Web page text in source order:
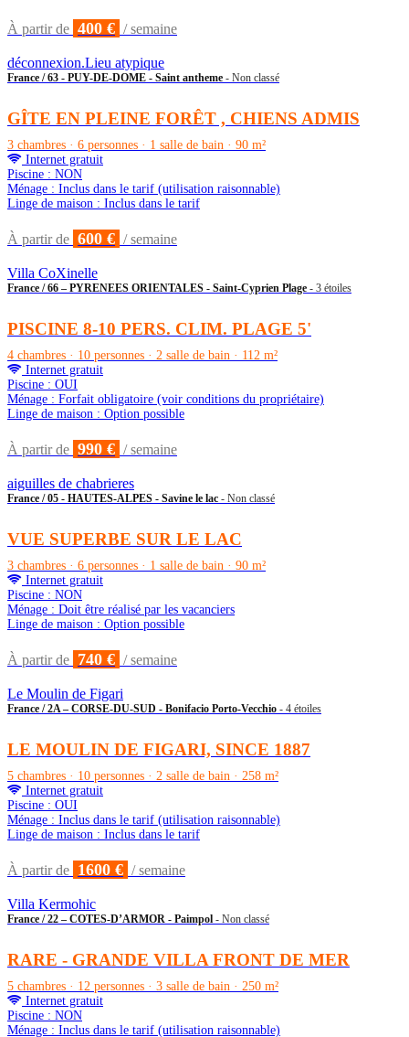
À partir de 400 € / semaine
déconnexion.Lieu atypique
France / 63 - PUY-DE-DOME - Saint antheme - Non classé
GÎTE EN PLEINE FORÊT , CHIENS ADMIS
3 chambres · 6 personnes · 1 salle de bain · 90 m²
Internet gratuit
Piscine : NON
Ménage : Inclus dans le tarif (utilisation raisonnable)
Linge de maison : Inclus dans le tarif
À partir de 600 € / semaine
Villa CoXinelle
France / 66 – PYRENEES ORIENTALES - Saint-Cyprien Plage - 3 étoiles
PISCINE 8-10 PERS. CLIM. PLAGE 5'
4 chambres · 10 personnes · 2 salle de bain · 112 m²
Internet gratuit
Piscine : OUI
Ménage : Forfait obligatoire (voir conditions du propriétaire)
Linge de maison : Option possible
À partir de 990 € / semaine
aiguilles de chabrieres
France / 05 - HAUTES-ALPES - Savine le lac - Non classé
VUE SUPERBE SUR LE LAC
3 chambres · 6 personnes · 1 salle de bain · 90 m²
Internet gratuit
Piscine : NON
Ménage : Doit être réalisé par les vacanciers
Linge de maison : Option possible
À partir de 740 € / semaine
Le Moulin de Figari
France / 2A – CORSE-DU-SUD - Bonifacio Porto-Vecchio - 4 étoiles
LE MOULIN DE FIGARI, SINCE 1887
5 chambres · 10 personnes · 2 salle de bain · 258 m²
Internet gratuit
Piscine : OUI
Ménage : Inclus dans le tarif (utilisation raisonnable)
Linge de maison : Inclus dans le tarif
À partir de 1600 € / semaine
Villa Kermohic
France / 22 – COTES-D’ARMOR - Paimpol - Non classé
RARE - GRANDE VILLA FRONT DE MER
5 chambres · 12 personnes · 3 salle de bain · 250 m²
Internet gratuit
Piscine : NON
Ménage : Inclus dans le tarif (utilisation raisonnable)